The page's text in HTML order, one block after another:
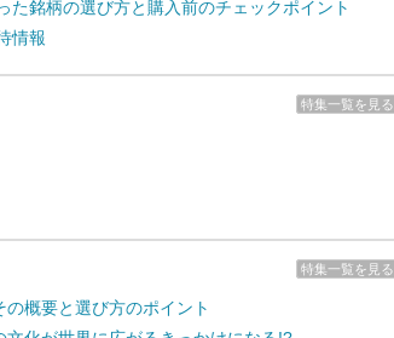
た銘柄の選び方と購入前のチェックポイント
情報
特集一覧を見る
特集一覧を見る
概要と選び方のポイント